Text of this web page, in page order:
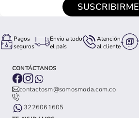
SUSCRIBIRME
Pagos
seguros
Envio a todo
el país
Atención
al cliente
CONTÁCTANOS
contactosm@somosmoda.com.co
3226061605